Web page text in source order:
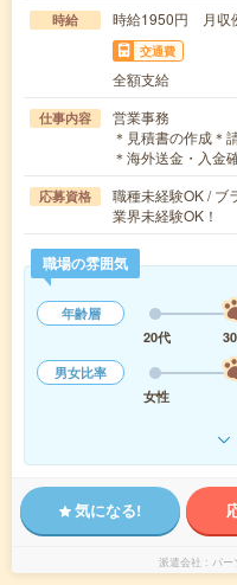
時給 時給1950円 月収
交通費
全額支給
仕事内容
営業事務
＊見積書の作成＊
＊海外送金・入金
応募資格
職種未経験OK / ブ
業界未経験OK！
職場の雰囲気
年齢層
20代
男女比率
女性
気になる!
派遣会社 パー